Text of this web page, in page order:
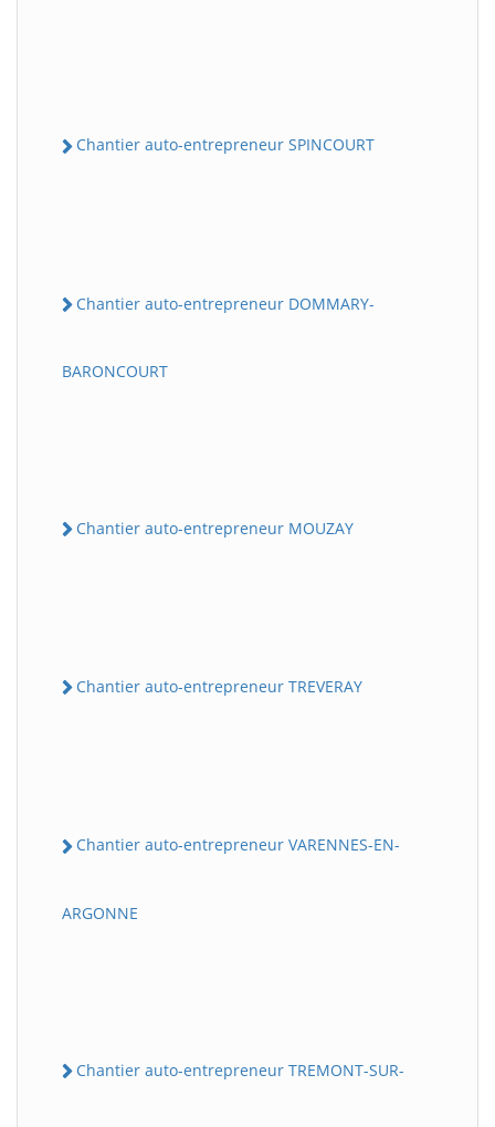
Chantier auto-entrepreneur SPINCOURT
Chantier auto-entrepreneur DOMMARY-
BARONCOURT
Chantier auto-entrepreneur MOUZAY
Chantier auto-entrepreneur TREVERAY
Chantier auto-entrepreneur VARENNES-EN-
ARGONNE
Chantier auto-entrepreneur TREMONT-SUR-